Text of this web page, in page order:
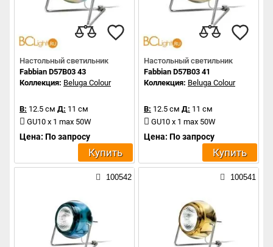
Настольный светильник
Fabbian D57B03 43
Коллекция: Beluga Colour
В: 12.5 см Д: 11 см
GU10 x 1 max 50W
Цена: По запросу
Купить
Настольный светильник
Fabbian D57B03 41
Коллекция: Beluga Colour
В: 12.5 см Д: 11 см
GU10 x 1 max 50W
Цена: По запросу
Купить
100542 100541